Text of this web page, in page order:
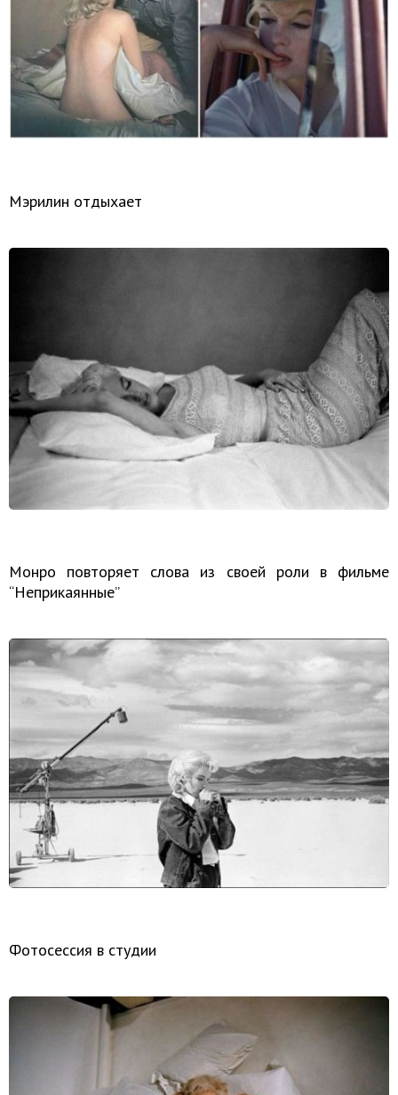
Мэрилин отдыхает
Монро повторяет слова из своей роли в фильме
“Неприкаянные”
Фотосессия в студии